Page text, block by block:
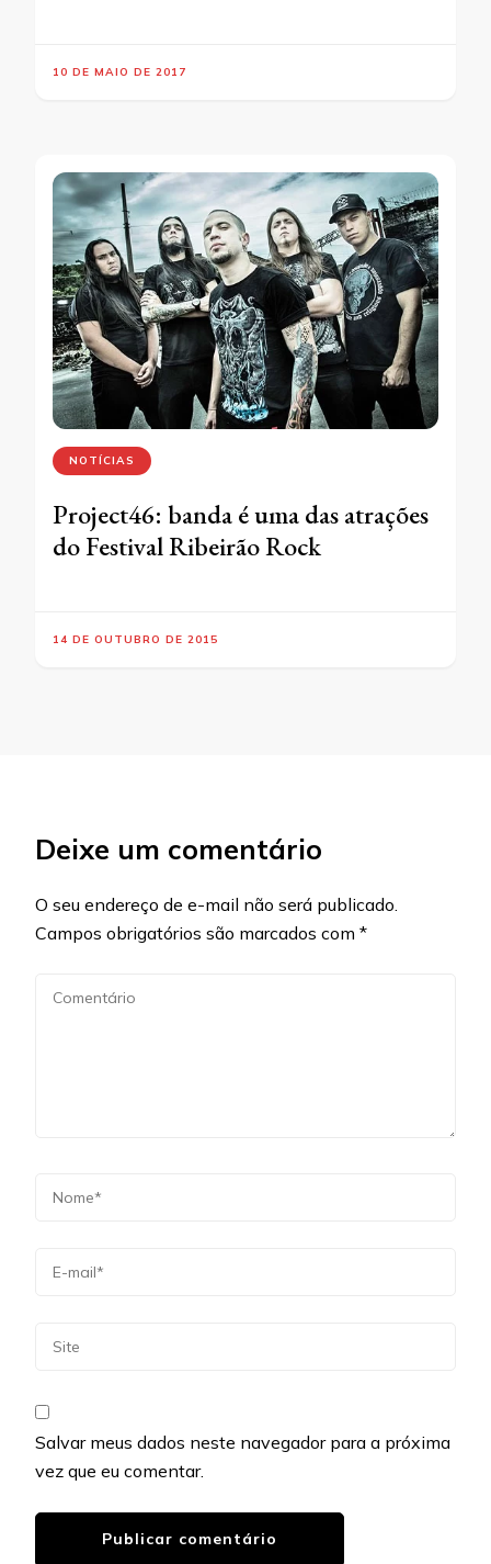
10 DE MAIO DE 2017
NOTÍCIAS
Project46: banda é uma das atrações
do Festival Ribeirão Rock
14 DE OUTUBRO DE 2015
Deixe um comentário
O seu endereço de e-mail não será publicado.
Campos obrigatórios são marcados com *
Salvar meus dados neste navegador para a próxima
vez que eu comentar.